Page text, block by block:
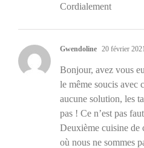
Cordialement
Gwendoline 20 février
Bonjour, avez vous
le même soucis avec
aucune solution, les
pas ! Ce n’est pas
Deuxième cuisine
où nous ne sommes